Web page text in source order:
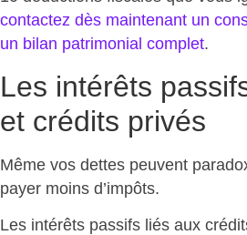
contactez dès maintenant un
un bilan patrimonial complet.
Les intérêts
et crédits privés
Même vos dettes peuvent
payer moins d’impôts.
Les intérêts passifs liés aux